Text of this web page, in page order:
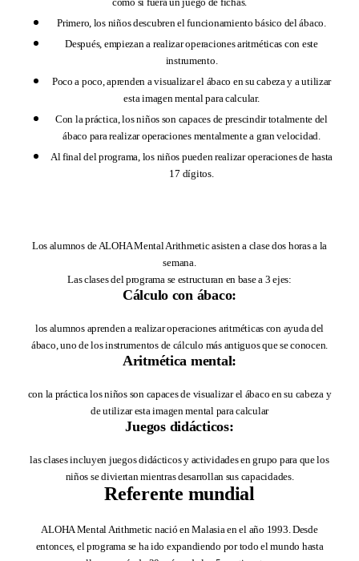
Primero, los niños descubren el funcionamiento básico del ábaco.
Después, empiezan a realizar operaciones aritméticas con este
instrumento.
Poco a poco, aprenden a visualizar el ábaco en su cabeza y a utilizar
esta imagen mental para calcular.
Con la práctica, los niños son capaces de prescindir totalmente del
ábaco para realizar operaciones mentalmente a gran velocidad.
Al final del programa, los niños pueden realizar operaciones de hasta
17 dígitos.
Los alumnos de ALOHA Mental Arithmetic asisten a clase dos horas a la
semana.
Las clases del programa se estructuran en base a 3 ejes:
Cálculo con ábaco:
los alumnos aprenden a realizar operaciones aritméticas con ayuda del
ábaco, uno de los instrumentos de cálculo más antiguos que se conocen.
Aritmética mental:
con la práctica los niños son capaces de visualizar el ábaco en su cabeza y
de utilizar esta imagen mental para calcular
Juegos didácticos:
las clases incluyen juegos didácticos y actividades en grupo para que los
niños se diviertan mientras desarrollan sus capacidades.
Referente mundial
ALOHA Mental Arithmetic nació en Malasia en el año 1993. Desde
entonces, el programa se ha ido expandiendo por todo el mundo hasta